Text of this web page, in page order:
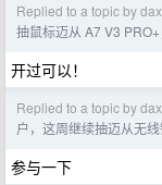
Replied to a topic by
抽鼠标迈从 A7 V3 PRO+
开过可以！
Replied to a topic by
户，这周继续抽迈从无
参与一下